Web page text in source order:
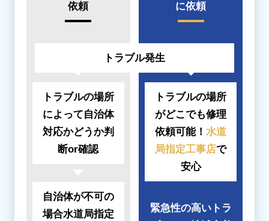
トラブル発生
依頼
トラブルの場所
によって自治体
対応かどうか判
断or確認
自治体が不可の
場合水道局指定
に依頼
トラブルの場所
がどこでも修理
依頼可能！水道
局指定工事店で
安心
緊急性の高いトラ